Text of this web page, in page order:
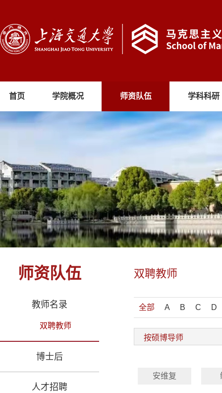
首页 学院概况 师资队伍 学科科研
师资队伍
教师名录
双聘教师
博士后
人才招聘
双聘教师
全部 A B C D
安维复